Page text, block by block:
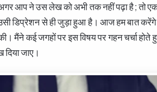
अगर आप ने उस लेख को अभी तक नहीं पढ़ा है; तो
डिप्रेशन से ही जुड़ा हुआ है। आज हम बात
कई जगहों पर इस विषय पर गहन चर्चा होते
जाए।